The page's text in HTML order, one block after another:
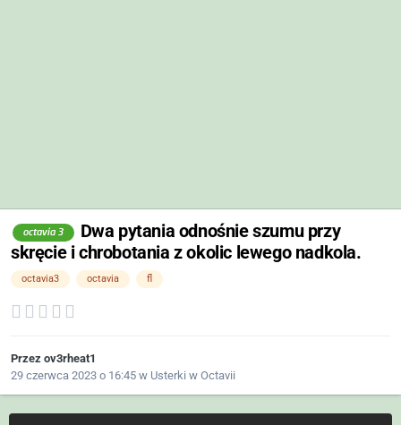
octavia 3
Dwa pytania odnośnie szumu przy
skręcie i chrobotania z okolic lewego nadkola.
octavia3 octavia fl
Przez ov3rheat1
29 czerwca 2023 o 16:45 w Usterki w Octavii